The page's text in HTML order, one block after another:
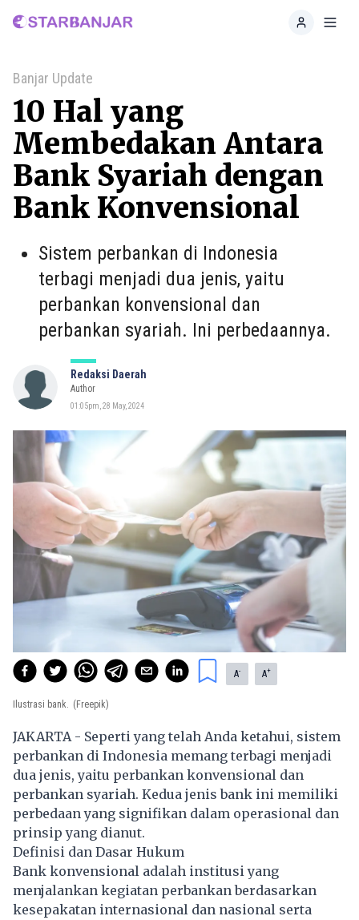
Home
Banjar Update
10 Hal yang
Membedakan Antara
Bank Syariah dengan
Bank Konvensional
Sistem perbankan di Indonesia
terbagi menjadi dua jenis, yaitu
perbankan konvensional dan
perbankan syariah. Ini perbedaannya.
Redaksi Daerah
Author
01:05pm, 28 May, 2024
A- A+
Ilustrasi bank. (Freepik)
JAKARTA - Seperti yang telah Anda ketahui, sistem
perbankan di Indonesia memang terbagi menjadi
dua jenis, yaitu perbankan konvensional dan
perbankan syariah. Kedua jenis bank ini memiliki
perbedaan yang signifikan dalam operasional dan
prinsip yang dianut.
Definisi dan Dasar Hukum
Bank konvensional adalah institusi yang
menjalankan kegiatan perbankan berdasarkan
kesepakatan internasional dan nasional serta